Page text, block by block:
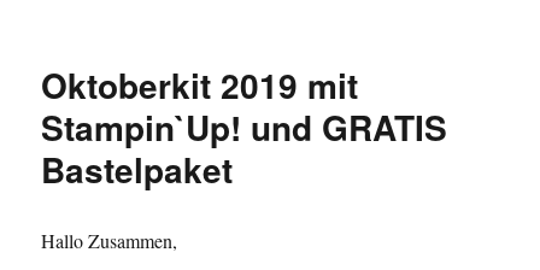
Oktoberkit 2019 mit
Stampin`Up! und GRATIS
Bastelpaket
Hallo Zusammen,